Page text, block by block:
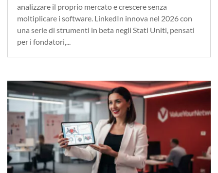
analizzare il proprio mercato e crescere senza
moltiplicare i software. LinkedIn innova nel 2026 con
una serie di strumenti in beta negli Stati Uniti, pensati
per i fondatori,...